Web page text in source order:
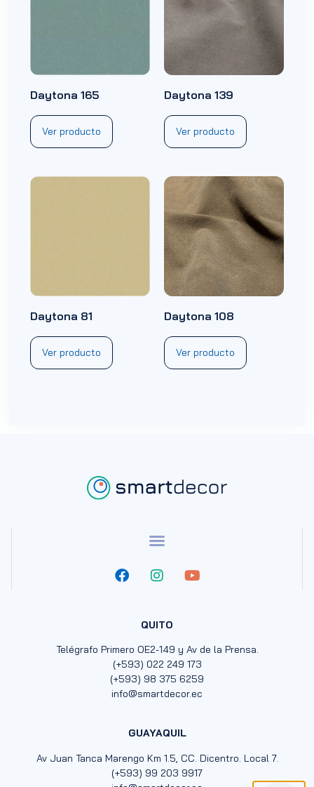
Daytona 165
Ver producto
Daytona 139
Ver producto
Daytona 81
Ver producto
Daytona 108
Ver producto
QUITO
Telégrafo Primero OE2-149 y Av de la Prensa.
(+593) 022 249 173
(+593) 98 375 6259
info@smartdecor.ec
GUAYAQUIL
Av Juan Tanca Marengo Km 1.5, CC. Dicentro. Local 7.
(+593) 99 203 9917